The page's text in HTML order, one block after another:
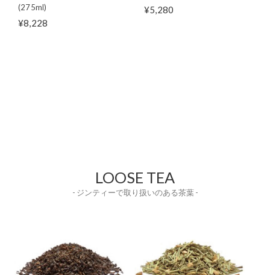
(275ml)
¥8,228
¥5,280
LOOSE TEA
- ジンティーで取り扱いのある茶葉 -